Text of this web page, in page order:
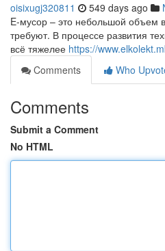
oisixugj320811 549 days ago
E-мусор – это небольшой объем
требуют. В процессе развития
всё тяжелее https://
Comments
Who
Comments
Submit a Comment
No HTML